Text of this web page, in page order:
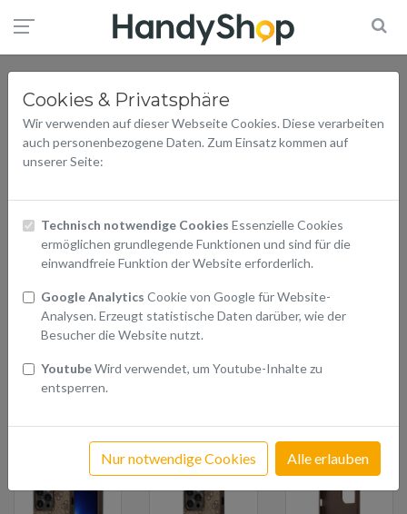
Cookies & Privatsphäre
Wir verwenden auf dieser Webseite Cookies. Diese verarbeiten
auch personenbezogene Daten. Zum Einsatz kommen auf
unserer Seite:
Technisch notwendige Cookies Essenzielle Cookies
ermöglichen grundlegende Funktionen und sind für die
einwandfreie Funktion der Website erforderlich.
Google Analytics Cookie von Google für Website-
Analysen. Erzeugt statistische Daten darüber, wie der
Besucher die Website nutzt.
YoutubeWird verwendet, um Youtube-Inhalte zu
entsperren.
Nur notwendige Cookies Alle erlauben